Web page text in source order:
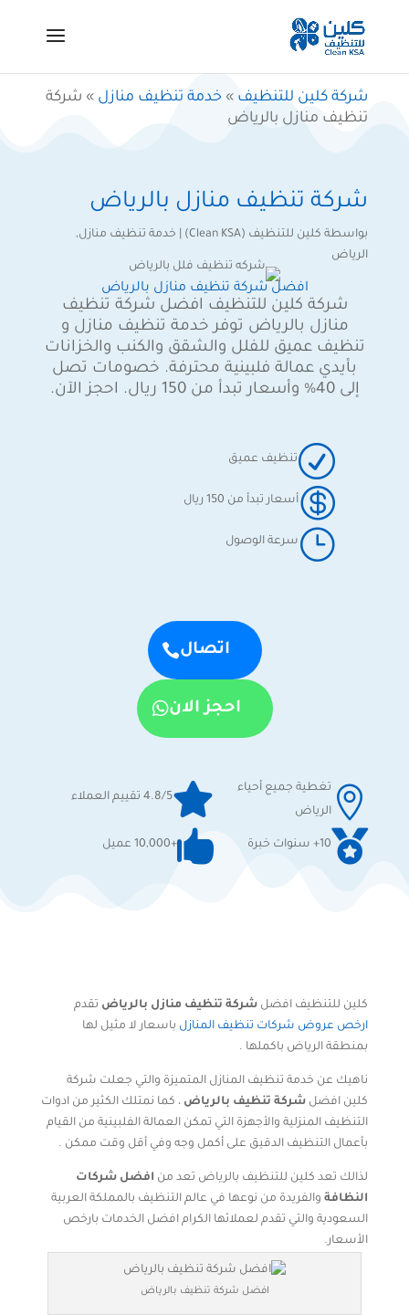
شركة كلين للتنظيف » خدمة تنظيف منازل » شركة
تنظيف منازل بالرياض
شركة تنظيف منازل بالرياض
بواسطة كلين للتنظيف (Clean KSA) خدمة تنظيف منازل,
الرياض
افضل شركة تنظيف منازل بالرياض
شركة كلين للتنظيف افضل شركة تنظيف
منازل بالرياض توفر خدمة تنظيف منازل و
تنظيف عميق للفلل والشقق والكنب والخزانات
بأيدي عمالة فلبينية محترفة. خصومات تصل
إلى 40% وأسعار تبدأ من 150 ريال. احجز الآن.
Rتنظيف عميق
أسعار تبدأ من 150 ريال
} سرعة الوصول
اتصال
احجز الان
 تغطية جميع أحياء
الرياض
4.8/5 تقييم العملاء
 10+ سنوات خبرة +10,000 عميل
كلين للتنظيف افضل شركة تنظيف منازل بالرياض تقدم
ارخص عروض شركات تنظيف المنازل باسعار لا مثيل لها
بمنطقة الرياض باكملها .
ناهيك عن خدمة تنظيف المنازل المتميزة والتي جعلت شركة
كلين افضل شركة تنظيف بالرياض ، كما نمتلك الكثير من ادوات
التنظيف المنزلية والأجهزة التي تمكن العمالة الفلبينية من القيام
بأعمال التنظيف الدقيق على أكمل وجه وفي أقل وقت ممكن .
لذالك تعد كلين للتنظيف بالرياض تعد من افضل شركات
النظافة والفريدة من نوعها في عالم التنظيف بالمملكة العربية
السعودية والتي تقدم لعملائها الكرام افضل الخدمات بارخص
الأسعار.
افضل شركة تنظيف بالرياض